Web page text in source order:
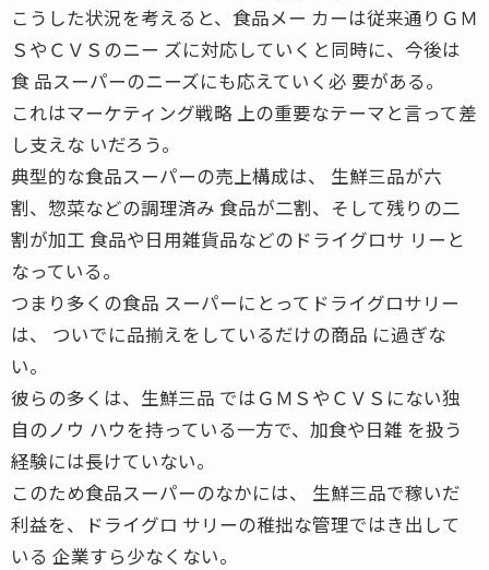
こうした状況を考えると、食品メー カーは従来通りＧＭ
ＳやＣＶＳのニー ズに対応していくと同時に、今後は
食 品スーパーのニーズにも応えていく必 要がある。
これはマーケティング戦略 上の重要なテーマと言って差
し支えな いだろう。
典型的な食品スーパーの売上構成は、 生鮮三品が六
割、惣菜などの調理済み 食品が二割、そして残りの二
割が加工 食品や日用雑貨品などのドライグロサ リーと
なっている。
つまり多くの食品 スーパーにとってドライグロサリー
は、 ついでに品揃えをしているだけの商品 に過ぎな
い。
彼らの多くは、生鮮三品 ではＧＭＳやＣＶＳにない独
自のノウ ハウを持っている一方で、加食や日雑 を扱う
経験には長けていない。
このため食品スーパーのなかには、 生鮮三品で稼いだ
利益を、ドライグロ サリーの稚拙な管理ではき出して
いる 企業すら少なくない。